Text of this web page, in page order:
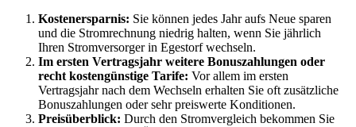
Kostenersparnis: Sie können jedes Jahr aufs Neue sparen
und die Stromrechnung niedrig halten, wenn Sie jährlich
Ihren Stromversorger in Egestorf wechseln.
Im ersten Vertragsjahr weitere Bonuszahlungen oder
recht kostengünstige Tarife: Vor allem im ersten
Vertragsjahr nach dem Wechseln erhalten Sie oft zusätzliche
Bonuszahlungen oder sehr preiswerte Konditionen.
Preisüberblick: Durch den Stromvergleich bekommen Sie